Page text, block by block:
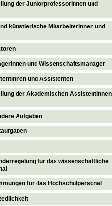
der Juniorprofessorinnen und
künstlerische Mitarbeiterinnen und
und Wissenschaftsmanager
und Assistenten
der Akademischen Assistentinnen
Aufgaben
für das wissenschaftliche
für das Hochschulpersonal